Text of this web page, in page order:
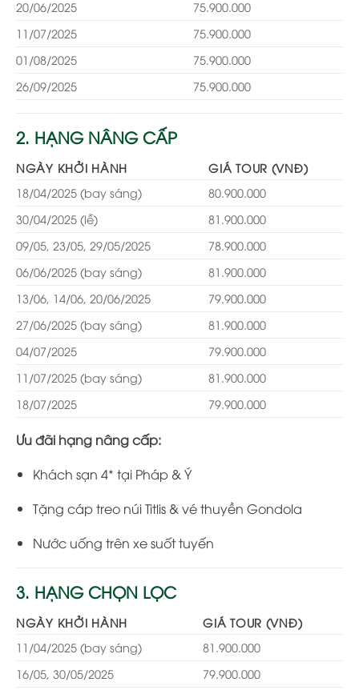
20/06/2025
75.900.000
11/07/2025
75.900.000
01/08/2025
75.900.000
26/09/2025
75.900.000
2. HẠNG NÂNG CẤP
NGÀY KHỞI HÀNH
GIÁ TOUR (VNĐ)
18/04/2025 (bay sáng)
80.900.000
30/04/2025 (lễ)
81.900.000
09/05, 23/05, 29/05/2025
78.900.000
06/06/2025 (bay sáng)
81.900.000
13/06, 14/06, 20/06/2025
79.900.000
27/06/2025 (bay sáng)
81.900.000
04/07/2025
79.900.000
11/07/2025 (bay sáng)
81.900.000
18/07/2025
79.900.000
Ưu đãi hạng nâng cấp:
Khách sạn 4* tại Pháp & Ý
Tặng cáp treo núi Titlis & vé thuyền Gondola
Nước uống trên xe suốt tuyến
3. HẠNG CHỌN LỌC
NGÀY KHỞI HÀNH
GIÁ TOUR (VNĐ)
11/04/2025 (bay sáng)
81.900.000
16/05, 30/05/2025
79.900.000